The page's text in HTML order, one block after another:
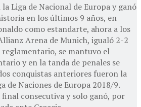
Liga de Nacional de Europa y ganó
en los últimos 9 años, en
como estandarte, ahora a los
Arena de Munich, igualó 2-2
se mantuvo el
y en la tanda de penales se
conquistas anteriores fueron la
de Naciones de Europa 2018/9.
consecutiva y solo ganó, por